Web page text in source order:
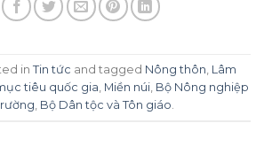
in Tin tức and tagged Nông thôn Lâm
tiêu quốc gia Miền núi Bộ Nông nghiệp
Bộ Dân tộc và Tôn giáo